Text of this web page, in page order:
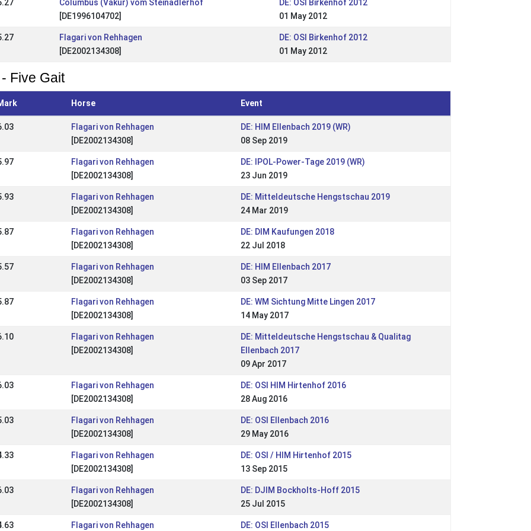
Columbus (Vákur) vom Steinadlerhof
[DE1996104702]
DE: OSI Birkenhof 2012
01 May 2012
Flagari von Rehhagen
[DE2002134308]
DE: OSI Birkenhof 2012
01 May 2012
Five Gait
Horse Event
Flagari von Rehhagen
[DE2002134308]
DE: HIM Ellenbach 2019 (WR)
08 Sep 2019
Flagari von Rehhagen
[DE2002134308]
DE: IPOL-Power-Tage 2019 (WR)
23 Jun 2019
Flagari von Rehhagen
[DE2002134308]
DE: Mitteldeutsche Hengstschau 2019
24 Mar 2019
Flagari von Rehhagen
[DE2002134308]
DE: DIM Kaufungen 2018
22 Jul 2018
Flagari von Rehhagen
[DE2002134308]
DE: HIM Ellenbach 2017
03 Sep 2017
Flagari von Rehhagen
[DE2002134308]
DE: WM Sichtung Mitte Lingen 2017
14 May 2017
Flagari von Rehhagen
[DE2002134308]
DE: Mitteldeutsche Hengstschau & Qualitag
Ellenbach 2017
09 Apr 2017
Flagari von Rehhagen
[DE2002134308]
DE: OSI HIM Hirtenhof 2016
28 Aug 2016
Flagari von Rehhagen
[DE2002134308]
DE: OSI Ellenbach 2016
29 May 2016
Flagari von Rehhagen
[DE2002134308]
DE: OSI / HIM Hirtenhof 2015
13 Sep 2015
Flagari von Rehhagen
[DE2002134308]
DE: DJIM Bockholts-Hoff 2015
25 Jul 2015
Flagari von Rehhagen DE: OSI Ellenbach 2015